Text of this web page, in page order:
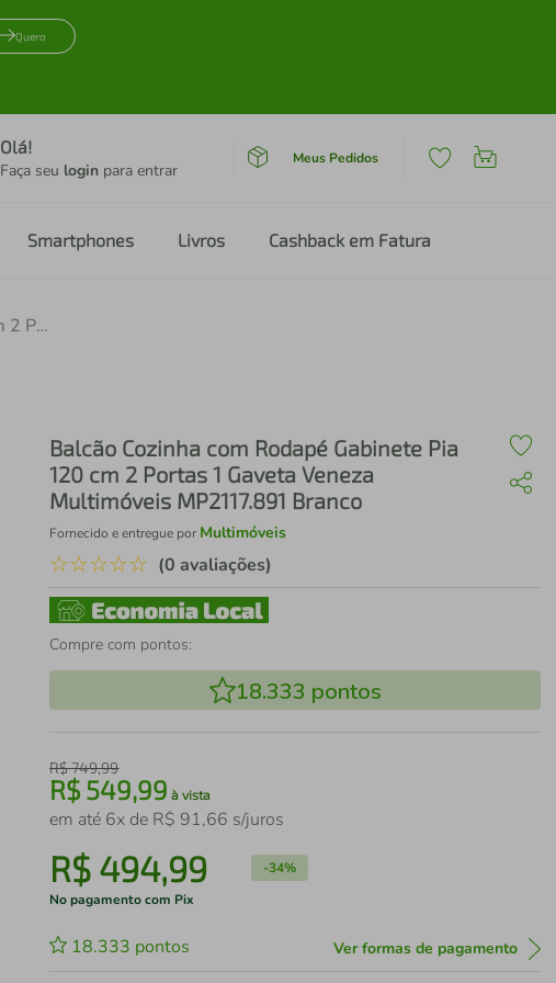
Quero
Olá!
Faça seu login para entrar
Meus Pedidos
Smartphones Livros Cashback em Fatura
Balcão Cozinha com Rodapé Gabinete Pia 120 cm 2 Portas 1 Gaveta Veneza Multimóveis MP2117.891 Branco
Balcão Cozinha com Rodapé Gabinete Pia
120 cm 2 Portas 1 Gaveta Veneza
Multimóveis MP2117.891 Branco
Fornecido e entregue por Multimóveis
☆☆☆☆☆ (0 avaliações)
Compre com pontos:
18.333 pontos
R$749,99
R$549,99 à vista
em até 6x de R$ 91,66 s/juros
R$ 494,99 -34%
No pagamento com Pix
18.333 pontos Ver formas de pagamento